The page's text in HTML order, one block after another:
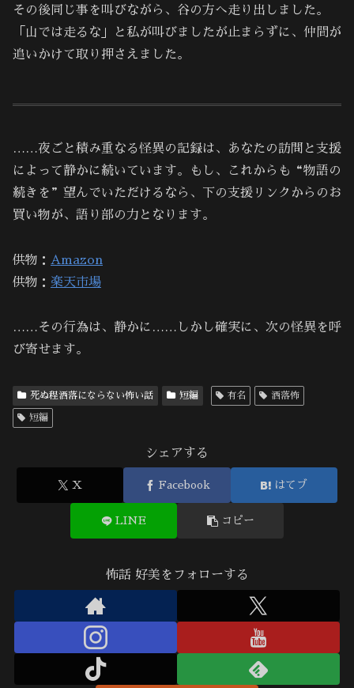
その後同じ事を叫びながら、谷の方へ走り出しました。
「山では走るな」と私が叫びましたが止まらずに、仲間が
追いかけて取り押さえました。
……夜ごと積み重なる怪異の記録は、あなたの訪問と支援
によって静かに続いています。もし、これからも“物語の
続きを”望んでいただけるなら、下の支援リンクからのお
買い物が、語り部の力となります。
供物： Amazon
供物： 楽天市場
……その行為は、静かに……しかし確実に、次の怪異を呼
び寄せます。
死ぬ程洒落にならない怖い話 短編 有名 洒落怖
短編
シェアする
X Facebook はてブ
LINE コピー
怖話 好美をフォローする